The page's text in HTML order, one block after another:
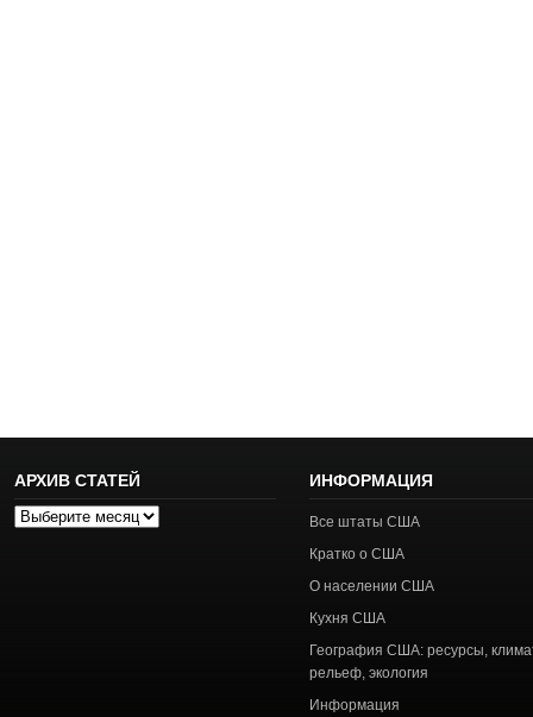
АРХИВ СТАТЕЙ
Архив
ИНФОРМАЦИЯ
Все штаты США
Кратко о США
О населении США
Кухня США
География США: ресурсы,
рельеф, экология
Информация